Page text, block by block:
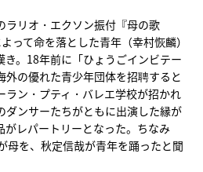
ラリオ・エクソン振付『母の歌
って命を落とした青年（幸村恢麟）
き。18年前に「ひょうごインビテー
外の優れた青少年団体を招聘すると
ラン・プティ・バレエ学校が招かれ
ダンサーたちがともに出演した縁が
がレパートリーとなった。ちなみ
母を、秋定信哉が青年を踊ったと聞